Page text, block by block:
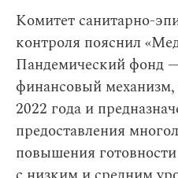
Комитет санитарно-
контроля пояснил
Пандемический фонд
финансовый
2022 года и
предоставления
повышения